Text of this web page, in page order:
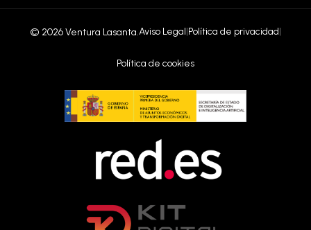
© 2026 Ventura Lasanta.Aviso Legal|Política de privacidad|
Política de cookies